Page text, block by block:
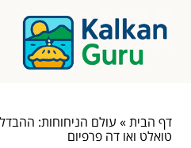
דף הבית» עולם הניחוחות:
טואלט ואו דה פרפיום